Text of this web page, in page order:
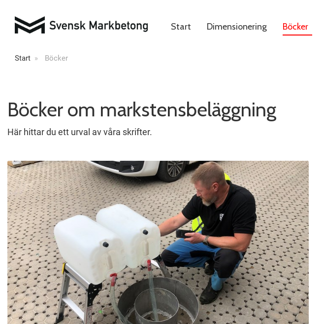
Start Dimensionering Böcker
Start Böcker
Böcker om markstensbeläggning
Här hittar du ett urval av våra skrifter.